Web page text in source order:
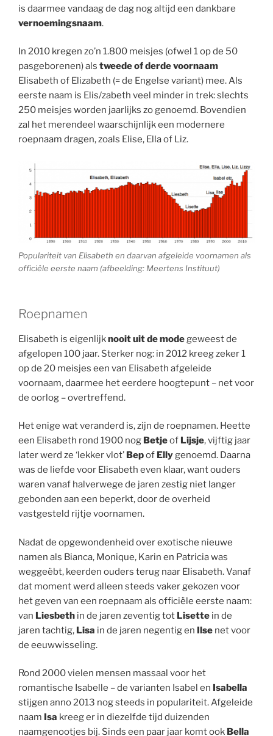
is daarmee vandaag de dag nog altijd een dankbare
vernoemingsnaam.
In 2010 kregen zo’n 1.800 meisjes (ofwel 1 op de 50
pasgeborenen) als tweede of derde voornaam
Elisabeth of Elizabeth (= de Engelse variant) mee. Als
eerste naam is Elis/zabeth veel minder in trek: slechts
250 meisjes worden jaarlijks zo genoemd. Bovendien
zal het merendeel waarschijnlijk een modernere
roepnaam dragen, zoals Elise, Ella of Liz.
Populariteit van Elisabeth en daarvan afgeleide voornamen als
officiële eerste naam (afbeelding: Meertens Instituut)
Roepnamen
Elisabeth is eigenlijknooit uit de modegeweest de
afgelopen 100 jaar. Sterker nog: in 2012 kreeg zeker 1
op de 20 meisjes een van Elisabeth afgeleide
voornaam, daarmee het eerdere hoogtepunt – net voor
de oorlog – overtreffend.
Het enige wat veranderd is, zijn de roepnamen. Heette
een Elisabeth rond 1900 nog Betjeof Lijsje, vijftig jaar
later werd ze ‘lekker vlot’ Bepof Ellygenoemd. Daarna
was de liefde voor Elisabeth even klaar, want ouders
waren vanaf halverwege de jaren zestig niet langer
gebonden aan een beperkt, door de overheid
vastgesteld rijtje voornamen.
Nadat de opgewondenheid over exotische nieuwe
namen als Bianca, Monique, Karin en Patricia was
weggeëbt, keerden ouders terug naar Elisabeth. Vanaf
dat moment werd alleen steeds vaker gekozen voor
het geven van een roepnaam als officiële eerste naam:
van Liesbeth in de jaren zeventig tot Lisette in de
jaren tachtig, Lisa in de jaren negentig en Ilse net voor
de eeuwwisseling.
Rond 2000 vielen mensen massaal voor het
romantische Isabelle – de varianten Isabel en Isabella
stijgen anno 2013 nog steeds in populariteit. Afgeleide
naam Isa kreeg er in diezelfde tijd duizenden
naamgenootjes bij. Sinds een paar jaar komt ook Bella